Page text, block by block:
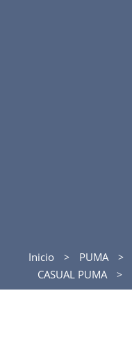
Inicio PUMA
CASUAL PUMA